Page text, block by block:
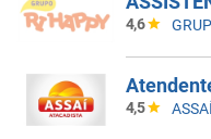
4,6
4,5